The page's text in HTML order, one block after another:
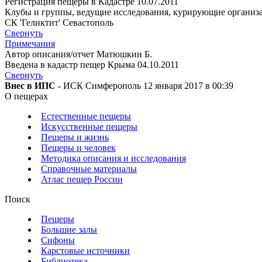
Клубы и группы, ведущие исследования, курирующие
СК 'Геликтит' Севастополь
Свернуть
Примечания
Автор описания/отчет Матюшкин Б.
Введена в кадастр пещер Крыма 04.10.2011
Свернуть
Внес в ИПС - ИСК Симферополь 12 января 2017 в 00:39
О пещерах
Естественные пещеры
Искусственные пещеры
Пещеры и жизнь
Пещеры и человек
Методика описания и исследования
Справочные материалы
Атлас пещер России
Поиск
Пещеры
Большие залы
Сифоны
Карстовые источники